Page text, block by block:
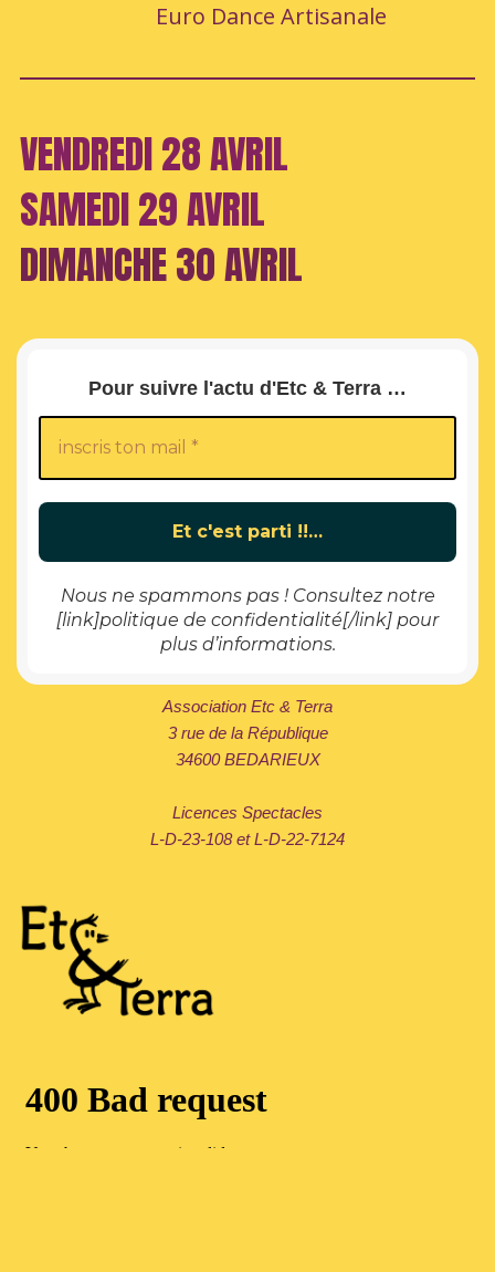
Euro Dance Artisanale
VENDREDI 28 AVRIL
SAMEDI 29 AVRIL
DIMANCHE 30 AVRIL
Pour suivre l'actu d'Etc & Terra …
Nous ne spammons pas ! Consultez notre
[link]politique de confidentialité[/link] pour
plus d’informations.
Association Etc & Terra
3 rue de la République
34600 BEDARIEUX
Licences Spectacles
L-D-23-108 et L-D-22-7124